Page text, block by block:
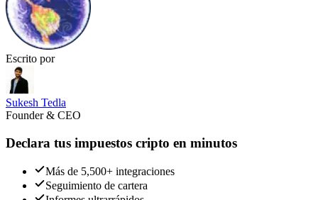
Escrito por
Sukesh Tedla
Founder & CEO
Declara tus impuestos cripto en minutos
Más de 5,500+ integraciones
Seguimiento de cartera